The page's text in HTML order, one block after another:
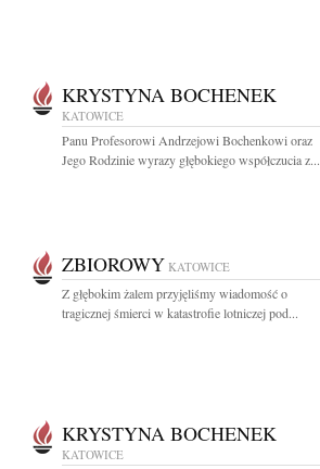
KRYSTYNA BOCHENEK
KATOWICE
Panu Profesorowi Andrzejowi Bochenkowi oraz
Jego Rodzinie wyrazy głębokiego współczucia z...
ZBIOROWY KATOWICE
Z głębokim żalem przyjęliśmy wiadomość o
tragicznej śmierci w katastrofie lotniczej pod...
KRYSTYNA BOCHENEK
KATOWICE